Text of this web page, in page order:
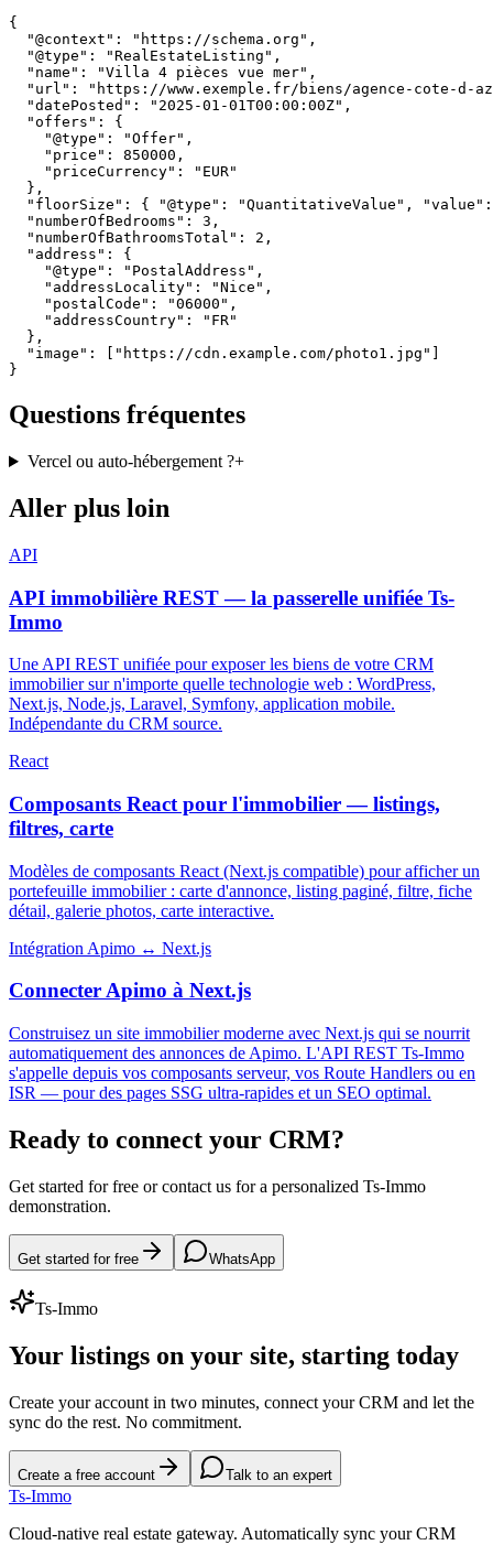
{
  "@context": "https://schema.org",
  "@type": "RealEstateListing",
  "name": "Villa 4 pièces vue mer",
"url": "https://www.exemple.fr/biens/agence-cote-d-
  "datePosted": "2025-01-01T00:00:00Z",
  "offers": {
    "@type": "Offer",
    "price": 850000,
    "priceCurrency": "EUR"
  },
"floorSize": { "@type": "QuantitativeValue",
  "numberOfBedrooms": 3,
  "numberOfBathroomsTotal": 2,
  "address": {
    "@type": "PostalAddress",
    "addressLocality": "Nice",
    "postalCode": "06000",
    "addressCountry": "FR"
  },
  "image": ["https://cdn.example.com/photo1.jpg"]
}
Questions fréquentes
Vercel ou auto-hébergement ?+
Aller plus loin
API
API immobilière REST — la passerelle unifiée Ts-
Immo
Une API REST unifiée pour exposer les biens de votre CRM
immobilier sur n'importe quelle technologie web : WordPress,
Next.js, Node.js, Laravel, Symfony, application mobile.
Indépendante du CRM source.
React
Composants React pour l'immobilier — listings,
filtres, carte
Modèles de composants React (Next.js compatible) pour afficher un
portefeuille immobilier : carte d'annonce, listing paginé, filtre, fiche
détail, galerie photos, carte interactive.
Intégration Apimo ↔ Next.js
Connecter Apimo à Next.js
Construisez un site immobilier moderne avec Next.js qui se nourrit
automatiquement des annonces de Apimo. L'API REST Ts-Immo
s'appelle depuis vos composants serveur, vos Route Handlers ou en
ISR — pour des pages SSG ultra-rapides et un SEO optimal.
Ready to connect your CRM?
Get started for free or contact us for a personalized Ts-Immo
demonstration.
Get started for free WhatsApp
Ts-Immo
Your listings on your site, starting today
Create your account in two minutes, connect your CRM and let the
sync do the rest. No commitment.
Create a free account Talk to an expert
Ts-Immo
Cloud-native real estate gateway. Automatically sync your CRM